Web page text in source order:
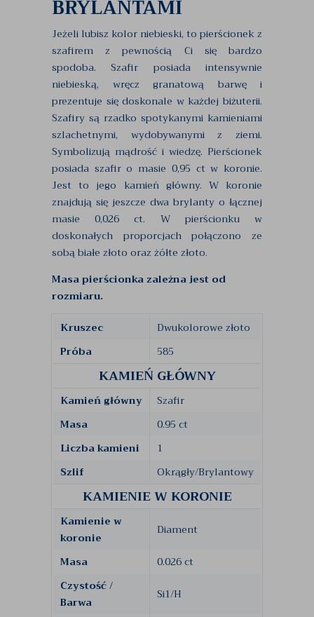
BRYLANTAMI
Jeżeli lubisz kolor niebieski, to pierścionek z
szafirem z pewnością Ci się bardzo
spodoba. Szafir posiada intensywnie
niebieską, wręcz granatową barwę i
prezentuje się doskonale w każdej biżuterii.
Szafiry są rzadko spotykanymi kamieniami
szlachetnymi, wydobywanymi z ziemi.
Symbolizują mądrość i wiedzę. Pierścionek
posiada szafir o masie 0,95 ct w koronie.
Jest to jego kamień główny. W koronie
znajdują się jeszcze dwa brylanty o łącznej
masie 0,026 ct. W pierścionku w
doskonałych proporcjach połączono ze
sobą białe złoto oraz żółte złoto.
Masa pierścionka zależna jest od
rozmiaru.
Kruszec
Dwukolorowe złoto
Próba
585
KAMIEŃ GŁÓWNY
Kamień główny
Szafir
Masa
0.95 ct
Liczba kamieni
1
Szlif
Okrągły/Brylantowy
KAMIENIE W KORONIE
Kamienie w
koronie
Diament
Masa
0.026 ct
Czystość /
Barwa
Si1/H